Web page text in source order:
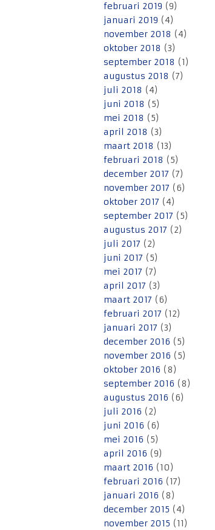
februari 2019 (9)
januari 2019 (4)
november 2018 (4)
oktober 2018 (3)
september 2018 (1)
augustus 2018 (7)
juli 2018 (4)
juni 2018 (5)
mei 2018 (5)
april 2018 (3)
maart 2018 (13)
februari 2018 (5)
december 2017 (7)
november 2017 (6)
oktober 2017 (4)
september 2017 (5)
augustus 2017 (2)
juli 2017 (2)
juni 2017 (5)
mei 2017 (7)
april 2017 (3)
maart 2017 (6)
februari 2017 (12)
januari 2017 (3)
december 2016 (5)
november 2016 (5)
oktober 2016 (8)
september 2016 (8)
augustus 2016 (6)
juli 2016 (2)
juni 2016 (6)
mei 2016 (5)
april 2016 (9)
maart 2016 (10)
februari 2016 (17)
januari 2016 (8)
december 2015 (4)
november 2015 (11)